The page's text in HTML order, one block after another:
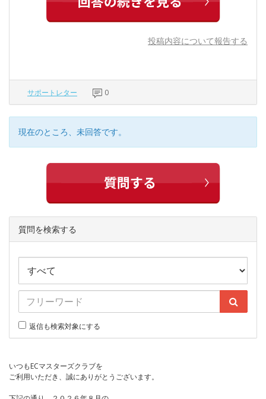
投稿内容について報告する
サポートレター 0
現在のところ、未回答です。
質問を検索する
返信も検索対象にする
いつもECマスターズクラブを
ご利用いただき、誠にありがとうございます。